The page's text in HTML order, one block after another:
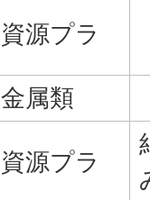
資源プラ
金属類
資源プラ